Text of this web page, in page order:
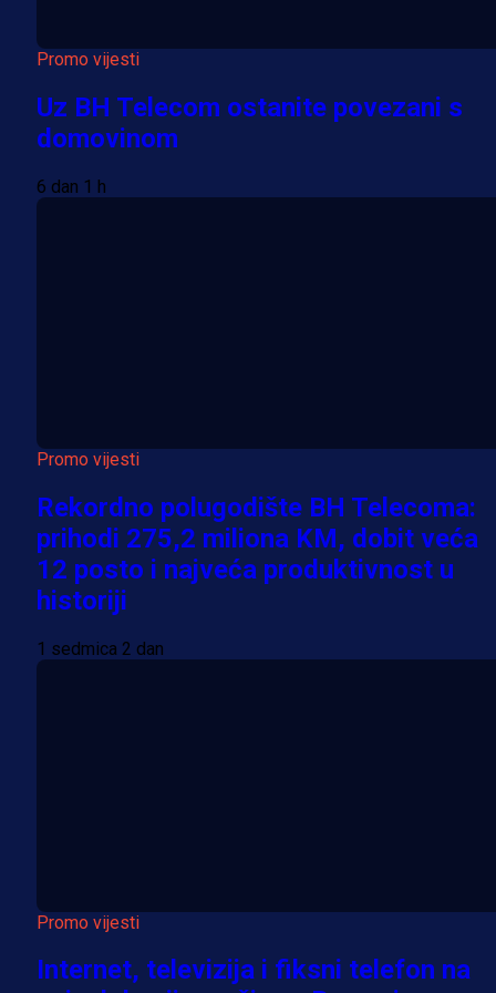
Promo vijesti
Uz BH Telecom ostanite povezani s
domovinom
6 dan 1 h
Promo vijesti
Rekordno polugodište BH Telecoma:
prihodi 275,2 miliona KM, dobit veća
12 posto i najveća produktivnost u
historiji
1 sedmica 2 dan
Promo vijesti
Internet, televizija i fiksni telefon na